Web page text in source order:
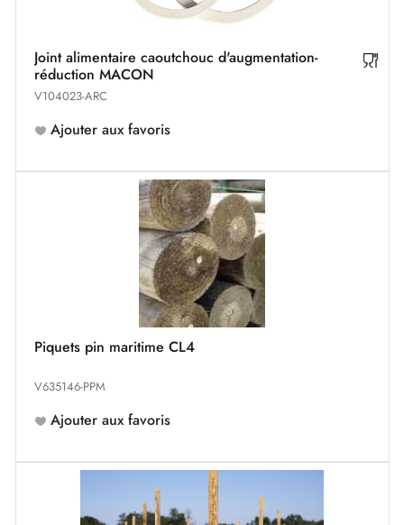
Joint alimentaire caoutchouc d'augmentation-
réduction MACON
V104023-ARC
Ajouter aux favoris
Piquets pin maritime CL4
V635146-PPM
Ajouter aux favoris